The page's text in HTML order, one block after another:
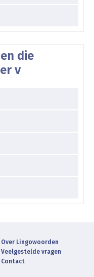
die
v
Over Lingowoorden
Veelgestelde vragen
Contact